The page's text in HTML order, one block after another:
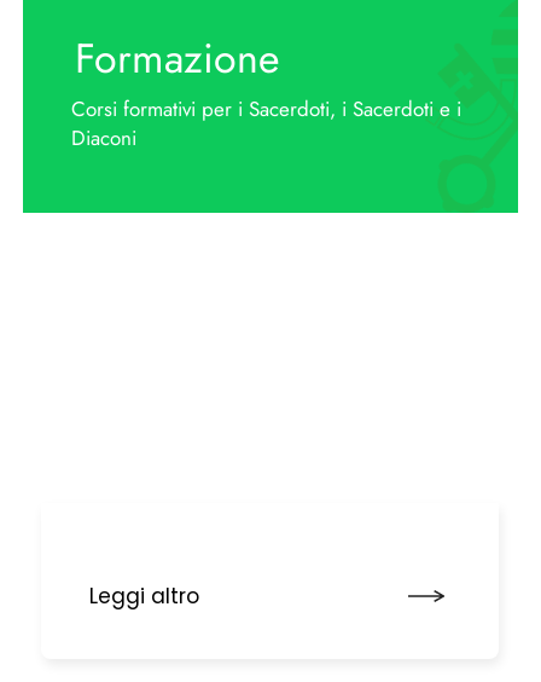
Formazione
Corsi formativi per i Sacerdoti, i Sacerdoti e i
Diaconi
Leggi altro